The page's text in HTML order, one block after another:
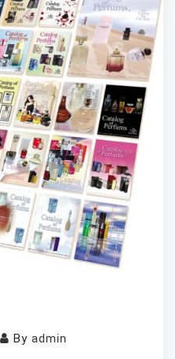
By admin